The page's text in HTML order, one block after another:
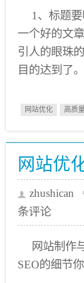
1、标题
一个好的文
引人的眼珠
目的达到了。
网站优化 高质
网站优
zhushican
条评论
网站制作
SEO的细节